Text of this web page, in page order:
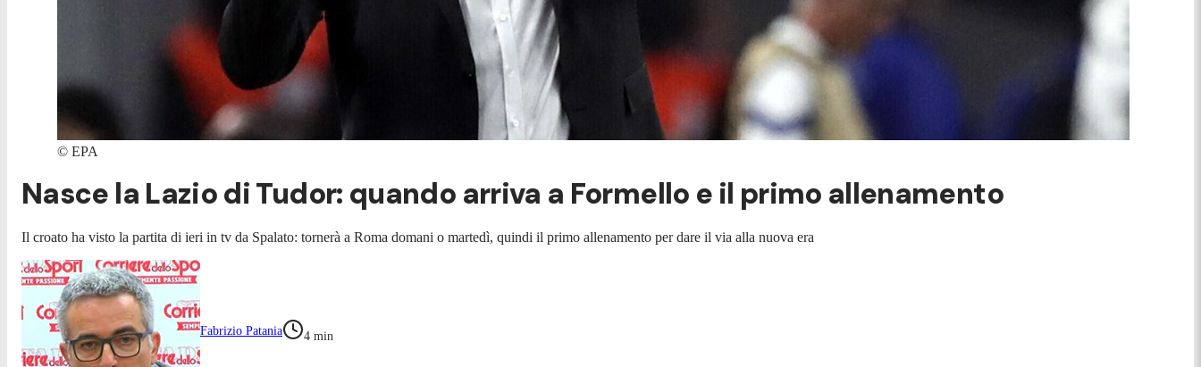
© EPA
Nasce la Lazio di Tudor: quando arriva a Formello e il primo allenamento
Il croato ha visto la partita di ieri in tv da Spalato: tornerà a Roma domani o martedì, quindi il primo allenamento per dare il via alla nuova era
Fabrizio Patania 4 min